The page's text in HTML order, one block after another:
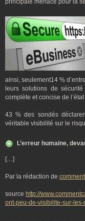
ainsi, seulement14 %
leurs solutions de
complète et concise de
43 % des sondés
véritable visibilité sur le
L’erreur humaine,
[…]
Par la rédaction de
source http://
ont-peu-de-visibilite-sur-